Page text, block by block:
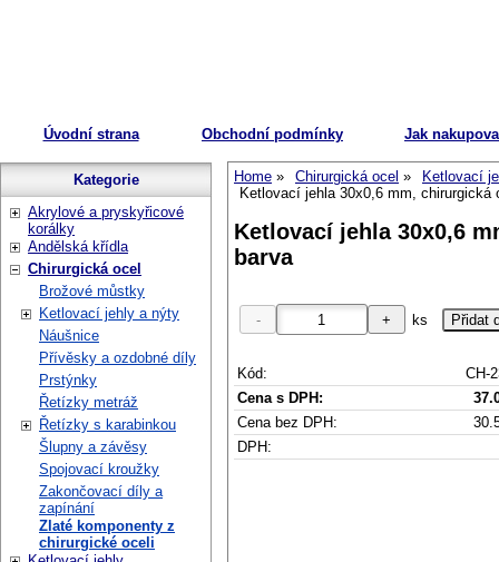
Úvodní strana Obchodní podmínky Jak
Home Chirurgická ocel
Ketlovací
Ketlovací jehla 30x0,6 mm, chirurgická
Ketlovací jehla 30x0,6
barva
ks
Kód:
CH-
Cena s DPH:
Cena bez DPH:
DPH:
Kategorie
Akrylové a pryskyřicové
korálky
Andělská křídla
Chirurgická ocel
Brožové můstky
Ketlovací jehly a nýty
Náušnice
Přívěsky a ozdobné díly
Prstýnky
Řetízky metráž
Řetízky s karabinkou
Šlupny a závěsy
Spojovací kroužky
Zakončovací díly a
zapínání
Zlaté komponenty z
chirurgické oceli